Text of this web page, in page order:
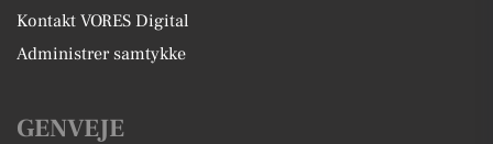
Kontakt VORES Digital
Administrer samtykke
GENVEJE